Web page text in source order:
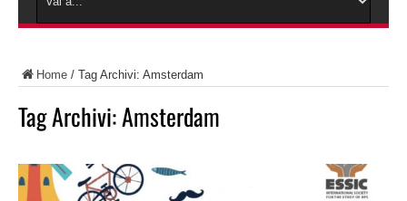
Home / Tag Archivi: Amsterdam
Tag Archivi:Amsterdam